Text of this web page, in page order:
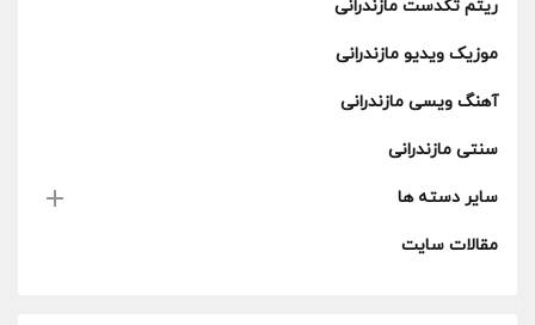
ریتم تکدست مازندرانی
موزیک ویدیو مازندرانی
آهنگ ویسی مازندرانی
سنتی مازندرانی
سایر دسته ها
مقالات سایت